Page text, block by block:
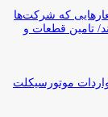
که شرکت‌ها
تامین قطعات و
موتورسیکلت